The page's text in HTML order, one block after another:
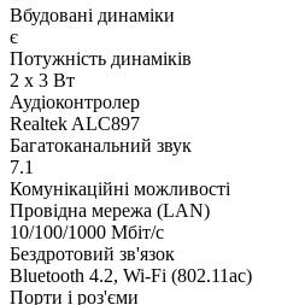
Вбудовані динаміки
є
Потужність динаміків
2 x 3 Вт
Аудіоконтролер
Realtek ALC897
Багатоканальний звук
7.1
Комунікаційні можливості
Провідна мережа (LAN)
10/100/1000 Мбіт/с
Бездротовий зв'язок
Bluetooth 4.2, Wi-Fi (802.11ac)
Порти і роз'єми